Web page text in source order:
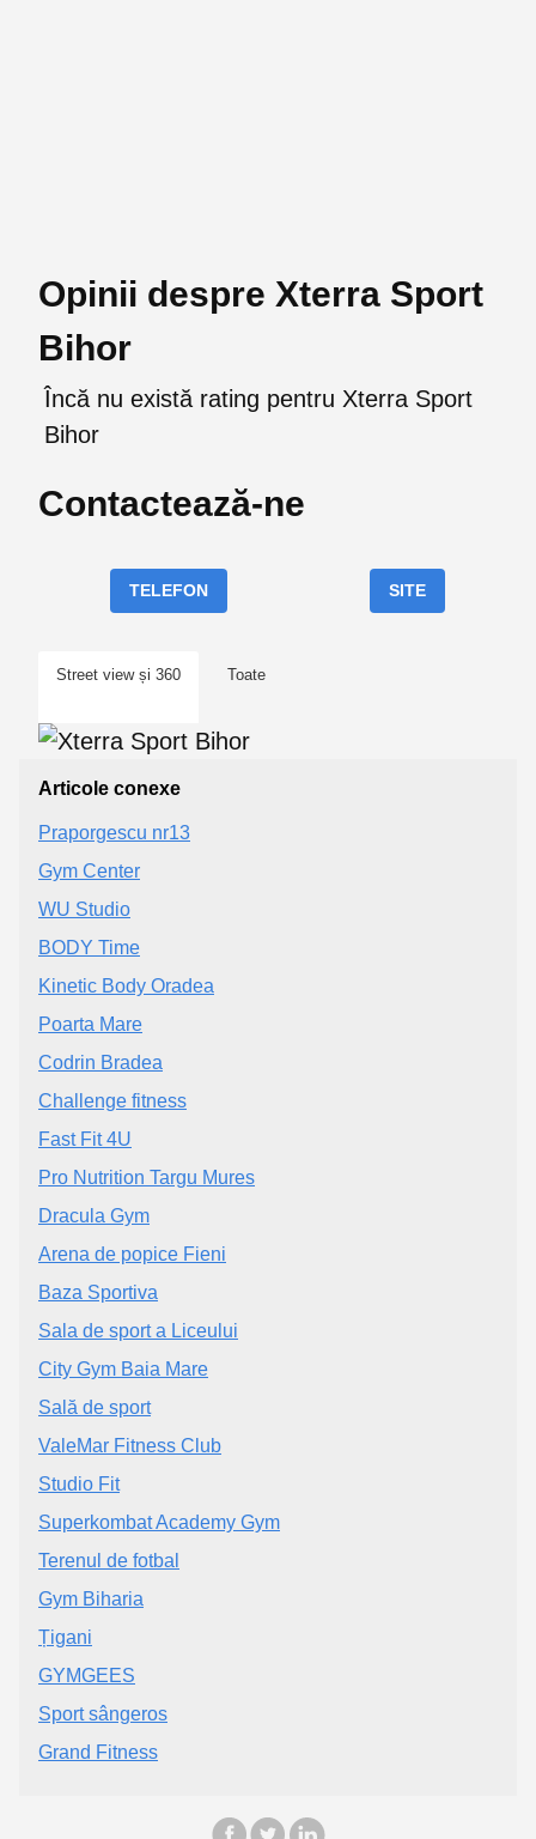
Opinii despre Xterra Sport
Bihor
Încă nu există rating pentru Xterra Sport
Bihor
Contactează-ne
TELEFON SITE
Street view și 360 Toate
Articole conexe
Praporgescu nr13
Gym Center
WU Studio
BODY Time
Kinetic Body Oradea
Poarta Mare
Codrin Bradea
Challenge fitness
Fast Fit 4U
Pro Nutrition Targu Mures
Dracula Gym
Arena de popice Fieni
Baza Sportiva
Sala de sport a Liceului
City Gym Baia Mare
Sală de sport
ValeMar Fitness Club
Studio Fit
Superkombat Academy Gym
Terenul de fotbal
Gym Biharia
Țigani
GYMGEES
Sport sângeros
Grand Fitness